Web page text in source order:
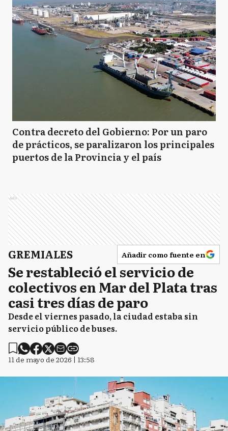
Contra decreto del Gobierno: Por un paro
de prácticos, se paralizaron los principales
puertos de la Provincia y el país
Ads
GREMIALES Añadir como fuente en
Se restableció el servicio de
colectivos en Mar del Plata tras
casi tres días de paro
Desde el viernes pasado, la ciudad estaba sin
servicio público de buses.
11 de mayo de 2026 | 13:58